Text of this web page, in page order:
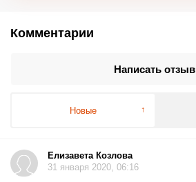
Комментарии
Новые
Написать отзыв
Елизавета Козлова
31 января 2020, 06:16